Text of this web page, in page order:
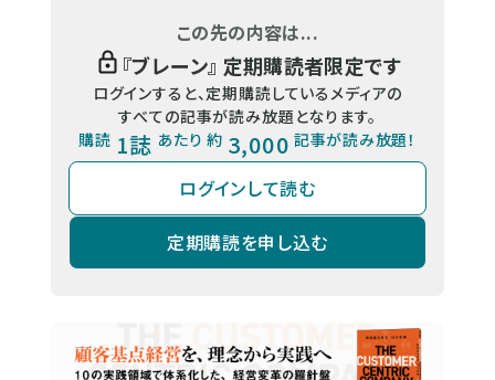
この先の内容は...
『ブレーン』 定期購読者限定です
ログインすると、定期購読しているメディアの
すべての記事が読み放題となります。
購読 1誌 あたり 約 3,000 記事が読み放題！
ログインして読む
定期購読を申し込む